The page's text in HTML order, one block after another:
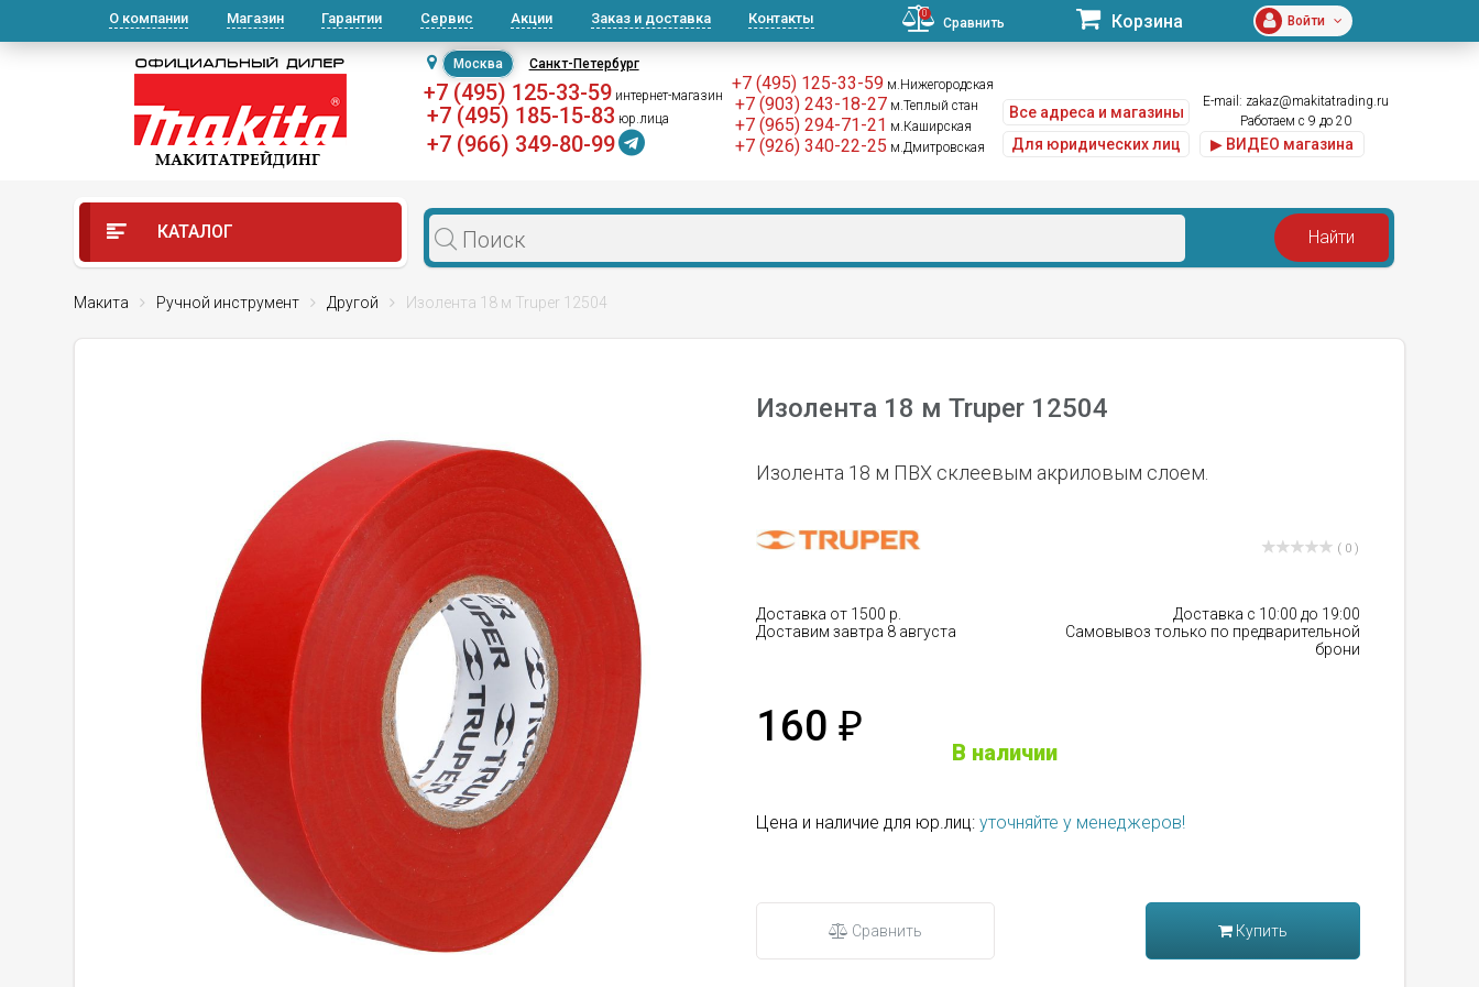
О компании Магазин Гарантии Сервис Акции Заказ и доставка Контакты 0
Сравнить Корзина Войти
Москва Санкт-Петербург
+7 (495) 125-33-59интернет-магазин
+7 (495) 185-15-83 юр.лица
+7 (966) 349-80-99
+7 (495) 125-33-59 м.Нижегородская
+7 (903) 243-18-27 м.Теплый стан
+7 (965) 294-71-21 м.Каширская
+7 (926) 340-22-25 м.Дмитровская
Все адреса и магазины
Для юридических лиц
E-mail: zakaz@makitatrading.ru
Работаем с 9 до 20
▶ ВИДЕО магазина
КАТАЛОГ
Макита Ручной инструмент Другой Изолента 18 м Truper 12504
Изолента 18 м Truper 12504
Изолента 18 м ПВХ склеевым акриловым слоем.
( 0 )
Доставка от 1500 р.
Доставим завтра 8 августа
Доставка с 10:00 до 19:00
Самовывоз только по предварительной
брони
160 ₽
В наличии
Цена и наличие для юр.лиц: уточняйте у менеджеров!
Сравнить Купить